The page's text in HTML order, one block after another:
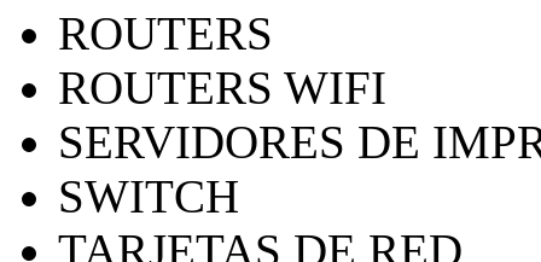
ROUTERS
ROUTERS WIFI
SERVIDORES DE
SWITCH
TARJETAS DE RED